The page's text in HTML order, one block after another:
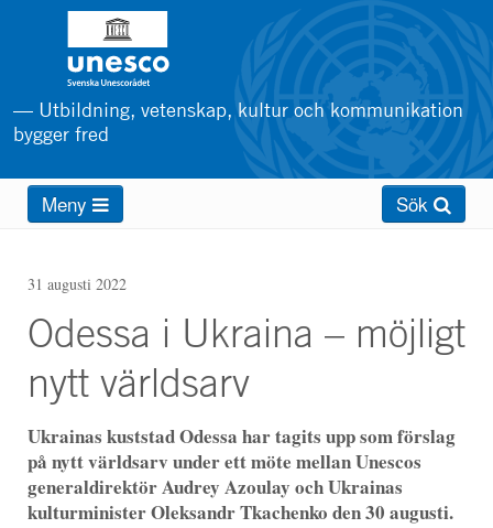
huvudinnehåll
— Utbildning, vetenskap, kultur och kommunikation
bygger fred
Main
menuMeny Sök
31 augusti 2022
Odessa i Ukraina – möjligt
nytt världsarv
Ukrainas kuststad Odessa har tagits upp som förslag
på nytt världsarv under ett möte mellan Unescos
generaldirektör Audrey Azoulay och Ukrainas
kulturminister Oleksandr Tkachenko den 30 augusti.